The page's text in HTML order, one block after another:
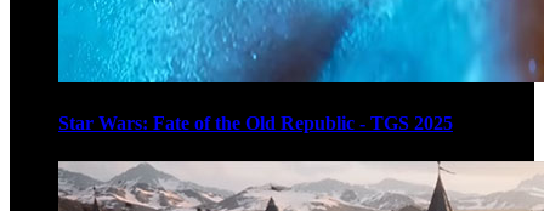
Star Wars: Fate of the Old Republic - TGS 2025